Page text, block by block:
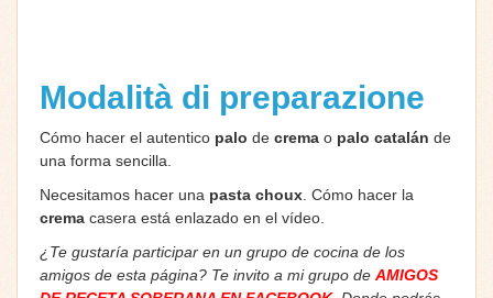
Modalità di preparazione
Cómo hacer el autentico palo de crema o palo catalán de
una forma sencilla.
Necesitamos hacer una pasta choux . Cómo hacer la
crema casera está enlazado en el vídeo.
¿Te gustaría participar en un grupo de cocina de los
amigos de esta página? Te invito a mi grupo de AMIGOS